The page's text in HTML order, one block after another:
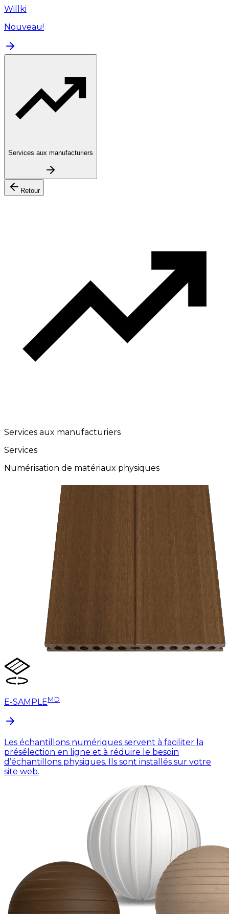
Willki
Nouveau!
Services aux manufacturiers
Retour
Services aux manufacturiers
Services
Numérisation de matériaux physiques
E-SAMPLEMD
Les échantillons numériques servent à faciliter la
présélection en ligne et à réduire le besoin
d’échantillons physiques. Ils sont installés sur votre
site web.